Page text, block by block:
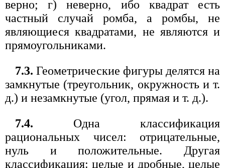
верно; г) неверно, ибо квадрат есть
частный случай ромба, а ромбы, не
являющиеся квадратами, не являются и
прямоугольниками.
7.3. Геометрические фигуры делятся на
замкнутые (треугольник, окружность и т.
д.) и незамкнутые (угол, прямая и т. д.).
7.4. Одна классификация
рациональных чисел: отрицательные,
нуль и положительные. Другая
классификация: целые и дробные, целые